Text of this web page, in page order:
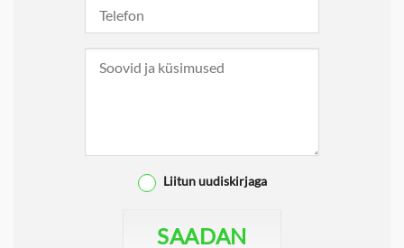
Liitun uudiskirjaga
SAADAN